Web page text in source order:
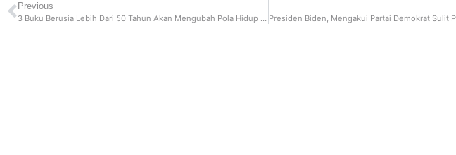
Previous
3 Buku Berusia Lebih Dari 50 Tahun Akan Mengubah Pola Hidup Anda